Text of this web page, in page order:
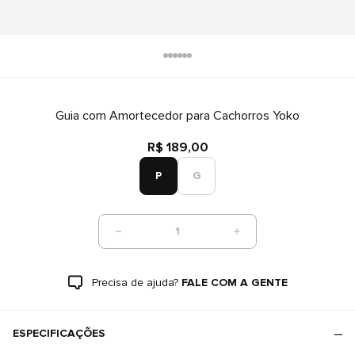
Guia com Amortecedor para Cachorros Yoko
R$ 189,00
P G
1
Precisa de ajuda? FALE COM A GENTE
ESPECIFICAÇÕES